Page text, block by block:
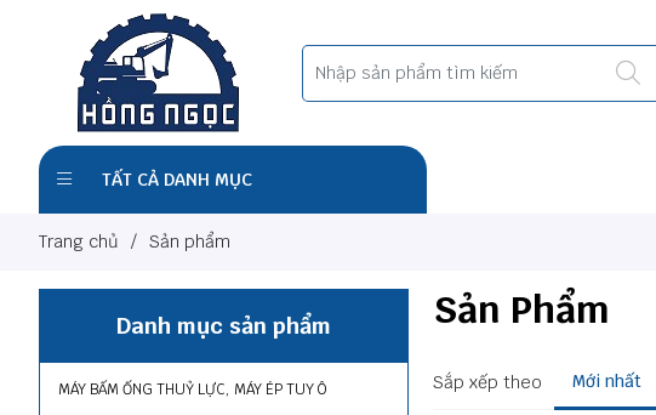
TẤT CẢ DANH MỤC
Trang chủ / Sản phẩm
Sản Phẩm
Sắp xếp theo Mới nhất
Danh mục sản phẩm
MÁY BẤM ỐNG THUỶ LỰC, MÁY ÉP TUY Ô